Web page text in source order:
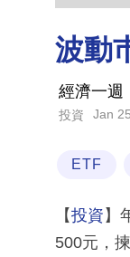
波動
經濟一週
投資 Jan
ETF
【投資 】
500元，